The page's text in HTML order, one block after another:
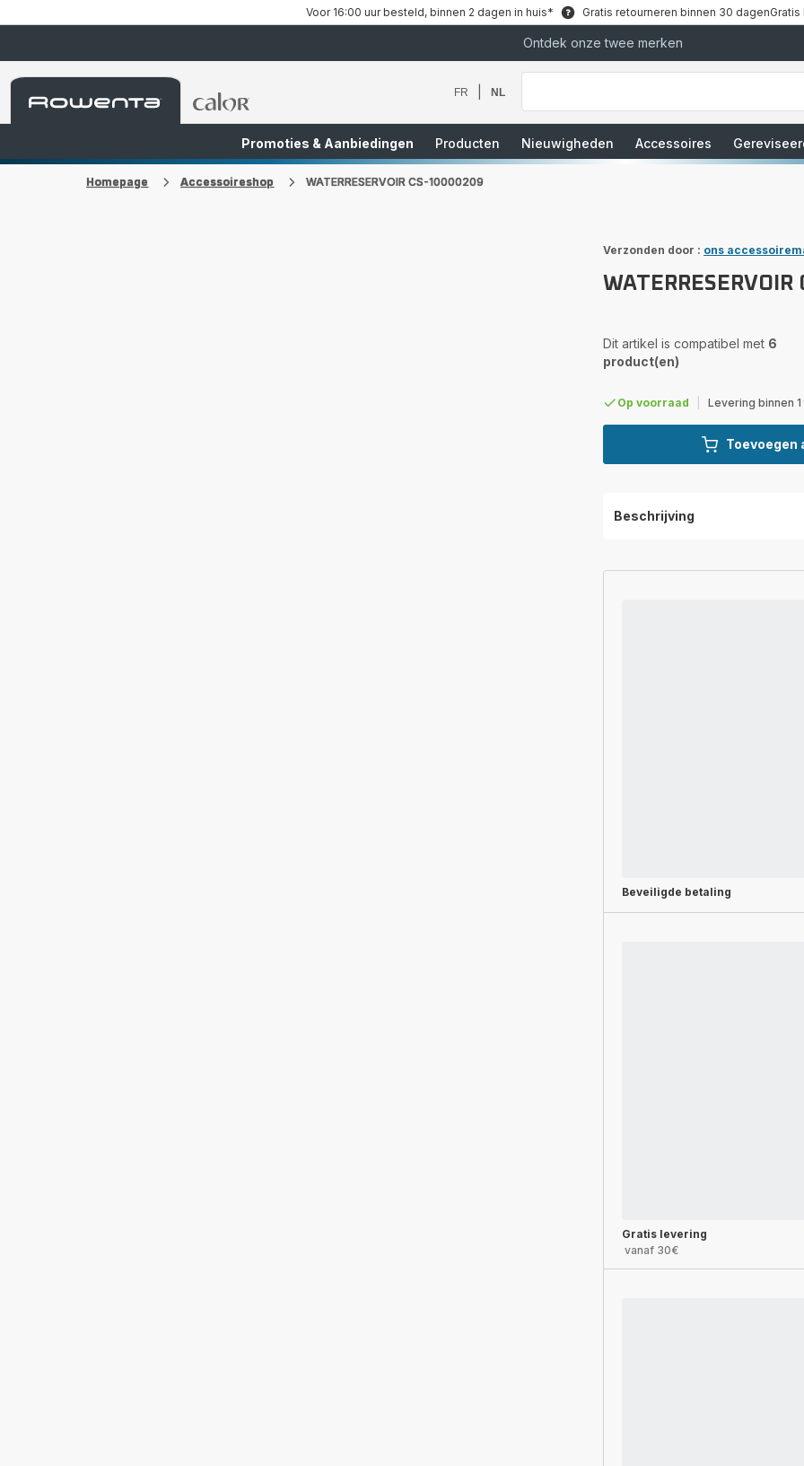
Voor 16:00 uur besteld, binnen 2 dagen in huis* Gratis retourneren binnen 30 dagen
Ontdek onze twee merken
Rowenta-
startpagina
Rowenta-
FR NL
Waar
bent
Promoties & Aanbiedingen Producten Nieuwigheden Accessoires
Homepage Accessoireshop WATERRESERVOIR CS-10000209
Verzonden door : ons
Dit artikel is compatibel met 6
product(en)
Op voorraad Levering binnen
Toevoegen
Beschrijving
Beveiligde betaling
Gratis levering
vanaf 30€